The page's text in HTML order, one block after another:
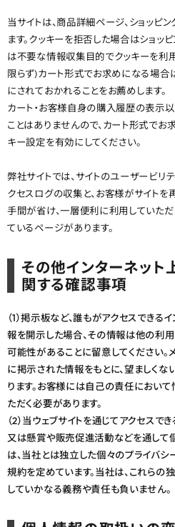
当サイトは、商品詳細ページ、ショッピ
ます。クッキーを拒否した場合はショッ
は不要な情報収集目的でクッキーを利
限らず)カート形式でお求めになる場合
にされておかれることをお薦めします。
カート・お客様自身の購入履歴の表示
ことはありませんので、カート形式でお
キー設定を有効にしてください。
弊社サイトでは、サイトのユーザービ
クセスログの収集と、お客様がサイト
手間が省け、一層便利に利用していただ
ているページがあります。
その他インターネット
関する確認事項
（1）掲示板など、誰もがアクセスでき
報を開示した場合、その情報は他の利
可能性があることに留意してください。
に掲示された情報をもとに、望ましくな
ります。お客様には自己の責任におい
ただく必要があります。
（2）当ウェブサイトを通じてアクセスで
又は懸賞や販売促進活動などを通して
は、当社とは独立した個々のプライバ
規約を定めています。当社は、これら
していかなる義務や責任も負いません。